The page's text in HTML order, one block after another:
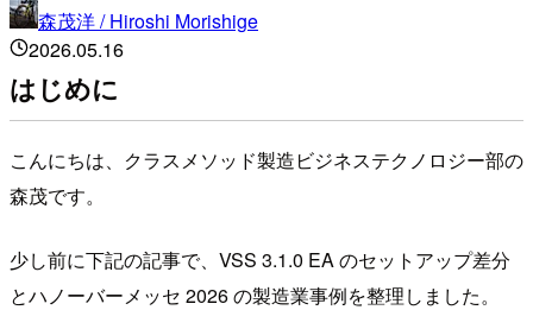
森茂洋 / Hiroshi Morishige
2026.05.16
はじめに
こんにちは、クラスメソッド製造ビジネステクノロジー部の
森茂です。
少し前に下記の記事で、VSS 3.1.0 EA のセットアップ差分
とハノーバーメッセ 2026 の製造業事例を整理しました。